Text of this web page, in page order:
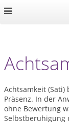
Achtsamkeit
Präsenz. In der
ohne Bewertung
Selbstberuhigung